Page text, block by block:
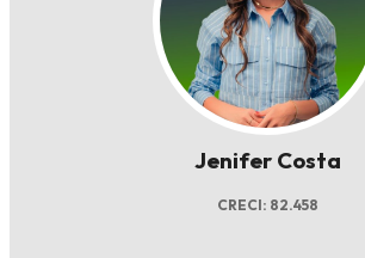
Jenifer Costa
CRECI: 82.458